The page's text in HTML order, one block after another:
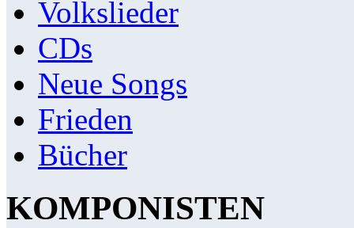
Volkslieder
CDs
Neue Songs
Frieden
Bücher
KOMPONISTEN